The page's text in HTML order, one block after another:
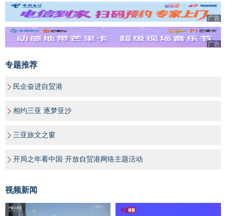
广告
广告
专题推荐
民企奋进自贸港
相约三亚 逐梦亚沙
三亚旅文之窗
开局之年看中国·开放自贸港网络主题活动
视频新闻